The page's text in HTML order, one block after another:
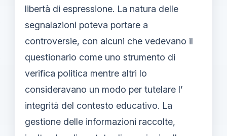
libertà di espressione. La natura delle
segnalazioni poteva portare a
controversie, con alcuni che vedevano il
questionario come uno strumento di
verifica politica mentre altri lo
consideravano un modo per tutelare l’
integrità del contesto educativo. La
gestione delle informazioni raccolte,